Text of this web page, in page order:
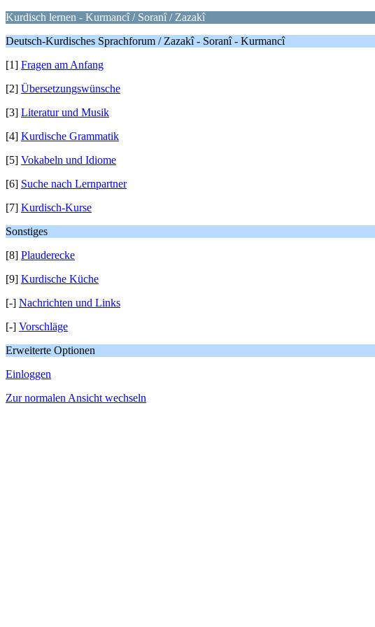
Kurdisch lernen - Kurmancî / Soranî / Zazakî
Deutsch-Kurdisches Sprachforum / Zazakî - Soranî - Kurmancî
[1] Fragen am Anfang
[2] Übersetzungswünsche
[3] Literatur und Musik
[4] Kurdische Grammatik
[5] Vokabeln und Idiome
[6] Suche nach Lernpartner
[7] Kurdisch-Kurse
Sonstiges
[8] Plauderecke
[9] Kurdische Küche
[-] Nachrichten und Links
[-] Vorschläge
Erweiterte Optionen
Einloggen
Zur normalen Ansicht wechseln